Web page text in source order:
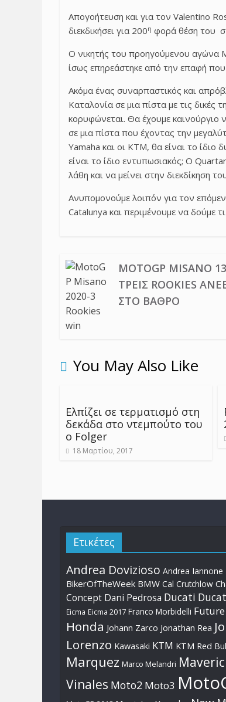
Απογοήτευση και για τον Valentino
διεκδικήσει για 200η φορά θέση του
Ο νικητής του προηγούμενου αγώνα
ίσως επηρεάστηκε από την επαφή που
Ακόμα ένας συναρπαστικός και
Καταλονία σε μια πίστα με τις δικές
κορυφώνεται. Θα έχουμε καινούργιο
σε μια πίστα που έχοντας την
Yamaha και οι KTM, θα είναι το
είναι το ίδιο εντυπωσιακός; Ο
λάθη και να μείνει στην διεκδίκηση
Ανυπομονούμε λοιπόν για τον
Catalunya και περιμένουμε να δούμε
MOTOGP MISANO
ΤΡΕΊΣ ROOKIES
ΣΤΟ ΒΆΘΡΟ
You May Also Like
Ελπίζει σε τερματισμό στη
δεκάδα στο ντεμπούτο του
ο Folger
18 Μαρτίου, 2017
Ετικέτες
Andrea Dovizioso Andrea Iannone
BikerOfTheWeek BMW Cal Crutchlow
Concept Dani Pedrosa Ducati
Eicma Eicma 2017 Franco Morbidelli Future
Honda Johann Zarco Jonathan Rea
Lorenzo Kawasaki KTM KTM Red
Marquez Marco Melandri
Vinales Moto2 Moto3